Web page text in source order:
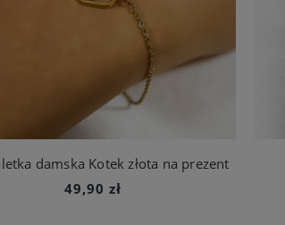
damska Kotek złota na prezent
49,90 zł